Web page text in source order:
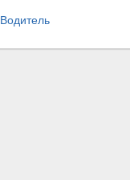
Водитель